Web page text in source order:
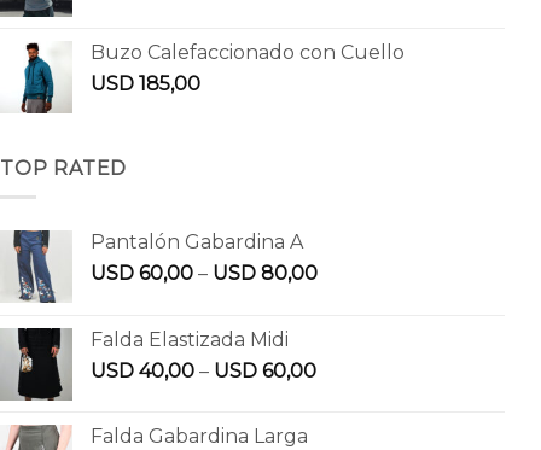
Buzo Calefaccionado con Cuello
USD 185,00
TOP RATED
Pantalón Gabardina A
USD 60,00 – USD 80,00
Falda Elastizada Midi
USD 40,00 – USD 60,00
Falda Gabardina Larga